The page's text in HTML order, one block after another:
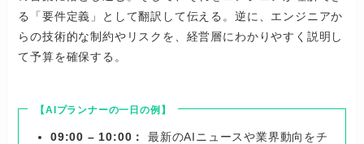
る「要件定義」として翻訳して伝える。逆に、エンジニアか
らの技術的な制約やリスクを、経営層にわかりやすく説明し
て予算を確保する。
【AIプランナーの一日の例】
09:00 – 10:00：
最新のAIニュースや業界動向をチ